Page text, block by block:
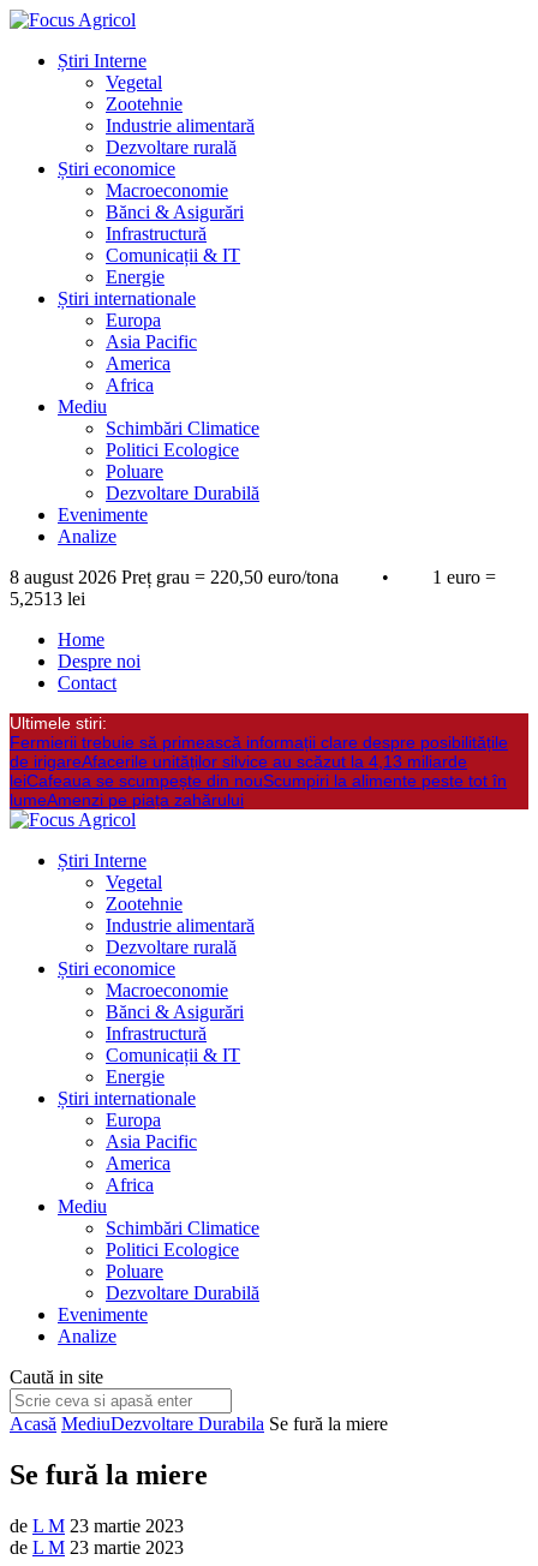
Știri Interne
Vegetal
Zootehnie
Industrie alimentară
Dezvoltare rurală
Știri economice
Macroeconomie
Bănci & Asigurări
Infrastructură
Comunicații & IT
Energie
Știri internationale
Europa
Asia Pacific
America
Africa
Mediu
Schimbări Climatice
Politici Ecologice
Poluare
Dezvoltare Durabilă
Evenimente
Analize
8 august 2026 Preț grau = 220,50 euro/tona • 1 euro =
5,2513 lei
Home
Despre noi
Contact
Ultimele stiri:
Fermierii trebuie să primească informații clare despre posibilitățile
de irigareAfacerile unităților silvice au scăzut la 4,13 miliarde
leiCafeaua se scumpește din nouScumpiri la alimente peste tot în
lumeAmenzi pe piața zahărului
Știri Interne
Vegetal
Zootehnie
Industrie alimentară
Dezvoltare rurală
Știri economice
Macroeconomie
Bănci & Asigurări
Infrastructură
Comunicații & IT
Energie
Știri internationale
Europa
Asia Pacific
America
Africa
Mediu
Schimbări Climatice
Politici Ecologice
Poluare
Dezvoltare Durabilă
Evenimente
Analize
Caută in site
Acasă MediuDezvoltare Durabila Se fură la miere
Se fură la miere
de L M 23 martie 2023
de L M 23 martie 2023